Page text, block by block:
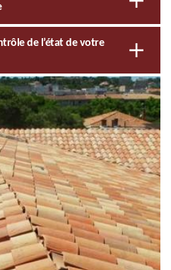
de l’état de votre